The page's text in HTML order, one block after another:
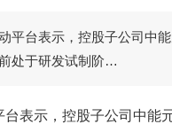
平台表示，控股子公司中
处于研发试制阶…
台表示，控股子公司中能